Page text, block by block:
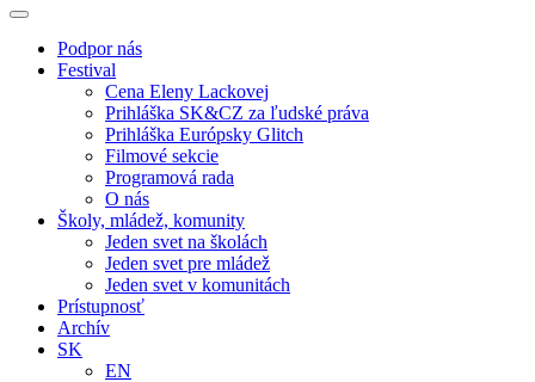
Podpor nás
Festival
Cena Eleny Lackovej
Prihláška SK&CZ za ľudské práva
Prihláška Európsky Glitch
Filmové sekcie
Programová rada
O nás
Školy, mládež, komunity
Jeden svet na školách
Jeden svet pre mládež
Jeden svet v komunitách
Prístupnosť
Archív
SK
EN